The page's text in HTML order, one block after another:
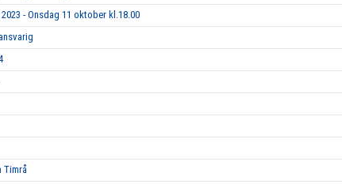
- Onsdag 11 oktober kl.18.00
Timrå